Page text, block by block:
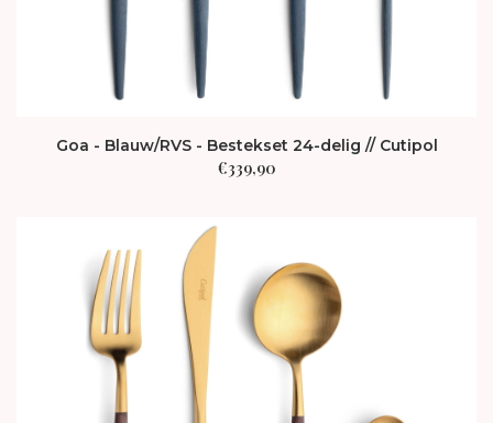
Goa - Blauw/RVS - Bestekset 24-delig // Cutipol
€339,90